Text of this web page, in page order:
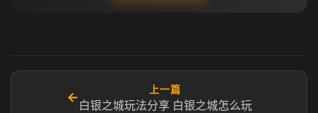
←
上一篇
白银之城玩法分享 白银之城怎么玩